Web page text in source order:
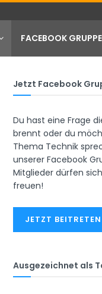
FACEBOOK GRUPPE
Jetzt Facebook
Du hast eine Frage
brennt oder du
Thema Technik
unserer Facebook
Mitglieder dürfen
freuen!
JETZT BEITRETEN
Ausgezeichnet als